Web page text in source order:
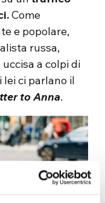
Come
e popolare,
russa,
uccisa a colpi di
lei ci parlano il
to Anna.